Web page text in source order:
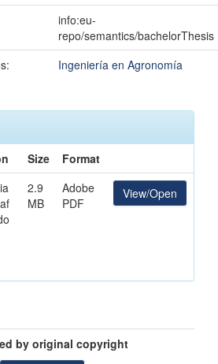
info:eu-
repo/semantics/bachelorThesis
Ingeniería en Agronomía
Size
Format
2.9
MB
Adobe
PDF
View/Open
by original copyright